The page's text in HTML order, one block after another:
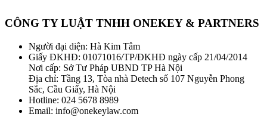
CÔNG TY LUẬT TNHH ONEKEY & PARTNERS
Người đại diện: Hà Kim Tâm
Giấy ĐKHĐ: 01071016/TP/ĐKHĐ ngày cấp 21/04/2014
Nơi cấp: Sở Tư Pháp UBND TP Hà Nội
Địa chỉ: Tầng 13, Tòa nhà Detech số 107 Nguyễn Phong
Sắc, Cầu Giấy, Hà Nội
Hotline: 024 5678 8989
Email: info@onekeylaw.com